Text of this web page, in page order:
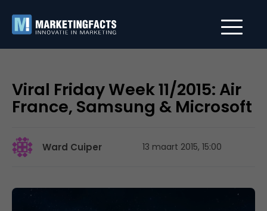
Viral Friday Week 11/2015: Air
France, Samsung & Microsoft
Ward Cuiper 13 maart 2015, 15:00